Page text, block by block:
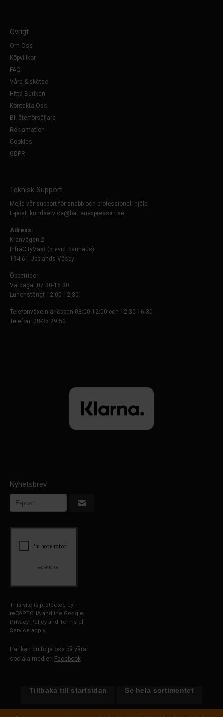
Övrigt
Om Oss
Köpvillkor
FAQ
Vård & skötsel
Hitta Butiken
Kontakta Oss
Bli återförsäljare
Reklamation
Cookies
GDPR
Teknisk Support
Mejla vår support för snabb och professionell hjälp.
E-post: kundservice@batteriexpressen.se
Adress:
Kranvägen 2
InfraCityVäst (brevid Bauhaus)
194 61 Upplands-Väsby
Öppettider:
Vardagar 07:30-16:30
Lunchstängt 12:00-12:30
Telefonväxeln är öppen 08:00-12:00 och 12:30-16:30
Telefon: 08-35 29 50
Nyhetsbrev
This site is protected by
reCAPTCHA and the Google
Privacy Policy and Terms of
Service apply.
Här kan du följa oss på våra
sociala medier: Facebook
Tillbaka till startsidan Se hela sortimentet